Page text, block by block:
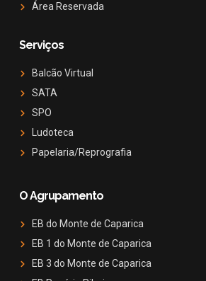
Área Reservada
Serviços
Balcão Virtual
SATA
SPO
Ludoteca
Papelaria/Reprografia
O Agrupamento
EB do Monte de Caparica
EB 1 do Monte de Caparica
EB 3 do Monte de Caparica